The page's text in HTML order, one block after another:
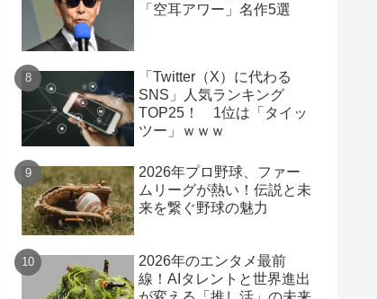
「空耳アワー」名作5選
「Twitter（X）に代わる
SNS」人気ランキング
TOP25！ 1位は「タイッ
ツー」ｗｗｗ
2026年プロ野球、ファー
ムリーグが熱い！伝説と未
来を繋ぐ野球の魅力
2026年のエンタメ最前
線！AIタレントと世界進出